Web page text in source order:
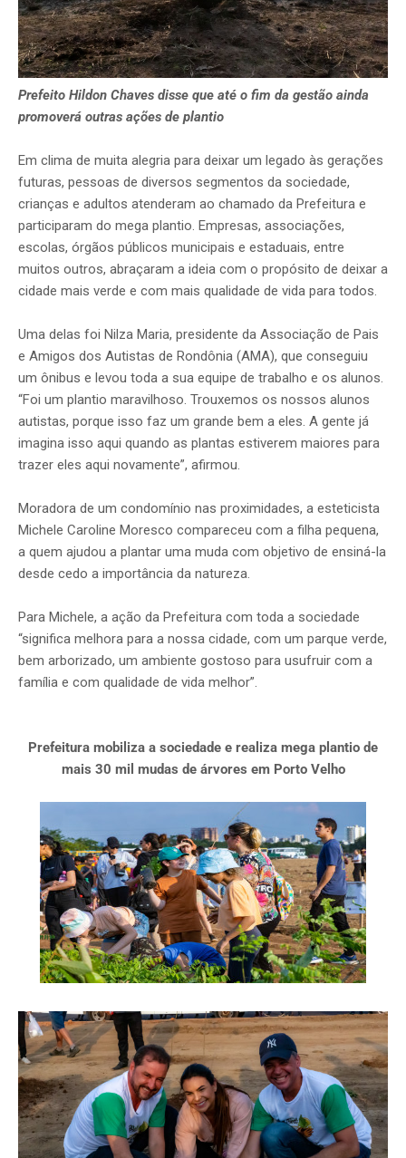
Prefeito Hildon Chaves disse que até o fim da gestão ainda
promoverá outras ações de plantio
Em clima de muita alegria para deixar um legado às gerações
futuras, pessoas de diversos segmentos da sociedade,
crianças e adultos atenderam ao chamado da Prefeitura e
participaram do mega plantio. Empresas, associações,
escolas, órgãos públicos municipais e estaduais, entre
muitos outros, abraçaram a ideia com o propósito de deixar a
cidade mais verde e com mais qualidade de vida para todos.
Uma delas foi Nilza Maria, presidente da Associação de Pais
e Amigos dos Autistas de Rondônia (AMA), que conseguiu
um ônibus e levou toda a sua equipe de trabalho e os alunos.
“Foi um plantio maravilhoso. Trouxemos os nossos alunos
autistas, porque isso faz um grande bem a eles. A gente já
imagina isso aqui quando as plantas estiverem maiores para
trazer eles aqui novamente”, afirmou.
Moradora de um condomínio nas proximidades, a esteticista
Michele Caroline Moresco compareceu com a filha pequena,
a quem ajudou a plantar uma muda com objetivo de ensiná-la
desde cedo a importância da natureza.
Para Michele, a ação da Prefeitura com toda a sociedade
“significa melhora para a nossa cidade, com um parque verde,
bem arborizado, um ambiente gostoso para usufruir com a
família e com qualidade de vida melhor”.
Prefeitura mobiliza a sociedade e realiza mega plantio de
mais 30 mil mudas de árvores em Porto Velho